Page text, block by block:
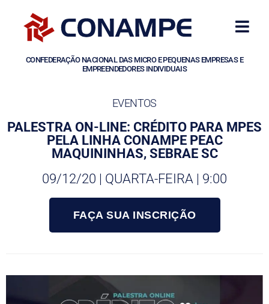
CONFEDERAÇÃO NACIONAL DAS MICRO E PEQUENAS EMPRESAS E
EMPREENDEDORES INDIVIDUAIS
EVENTOS
PALESTRA ON-LINE: CRÉDITO PARA MPES
PELA LINHA CONAMPE PEAC
MAQUININHAS, SEBRAE SC
09/12/20 | QUARTA-FEIRA | 9:00
FAÇA SUA INSCRIÇÃO